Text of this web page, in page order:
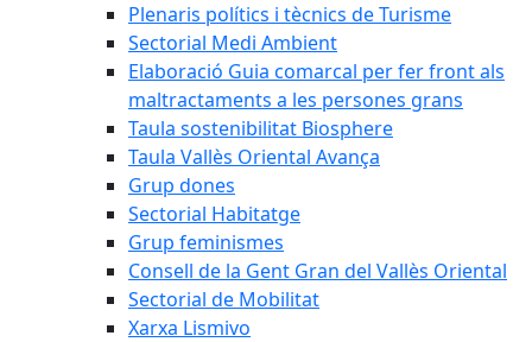
Plenaris polítics i tècnics de Turisme
Sectorial Medi Ambient
Elaboració Guia comarcal per fer front als
maltractaments a les persones grans
Taula sostenibilitat Biosphere
Taula Vallès Oriental Avança
Grup dones
Sectorial Habitatge
Grup feminismes
Consell de la Gent Gran del Vallès Oriental
Sectorial de Mobilitat
Xarxa Lismivo